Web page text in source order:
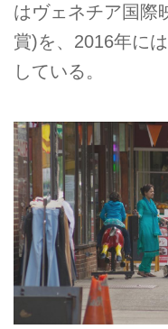
はヴェネチア国際
賞)を、2016年に
している。